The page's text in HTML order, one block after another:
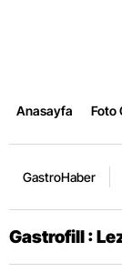
Anasayfa Foto
GastroHaber
Gastrofill :